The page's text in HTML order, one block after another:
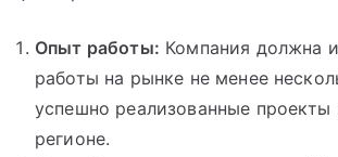
Опыт работы: Компания должна
работы на рынке не менее
успешно реализованные
регионе.